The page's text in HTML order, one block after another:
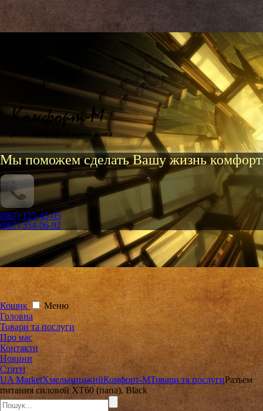
Мы поможем сделать Вашу жизнь
(067) 125-45-05
(067) 354-06-92
Кошик
Меню
Головна
Товари та послуги
Про нас
Контакти
Новини
Статті
UA MarketХмельницькийКомфорт-МТовари та послугиРазъем
питания силовой XT60 (папа), Black